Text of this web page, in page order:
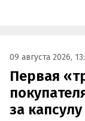
09 августа 2026,
Первая
за